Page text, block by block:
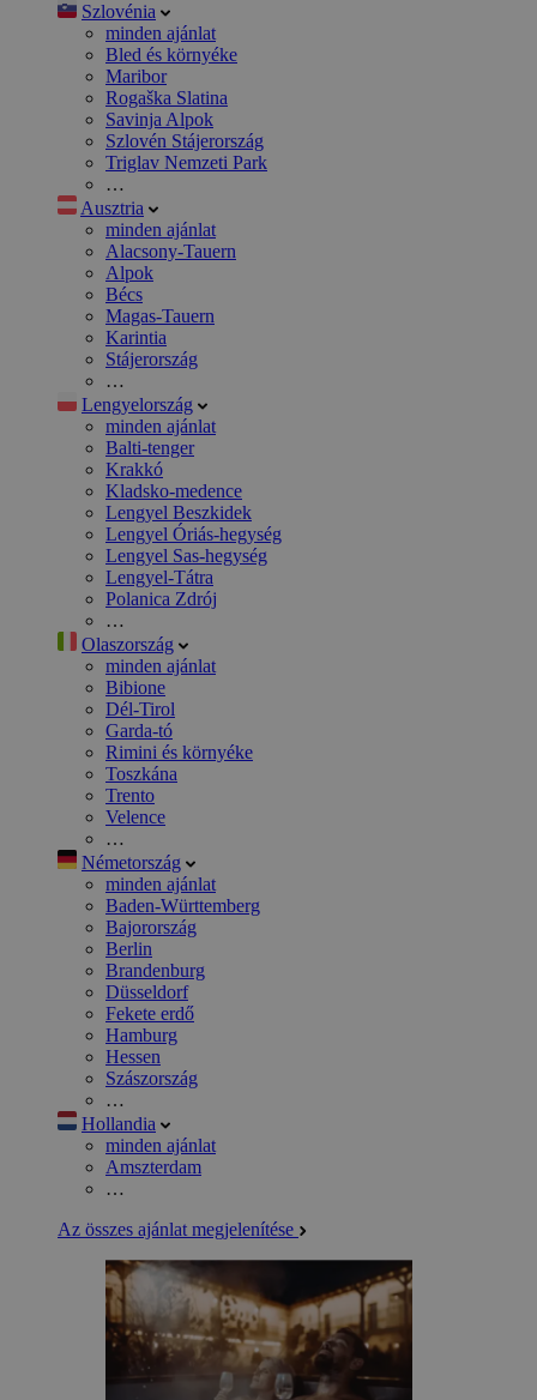
Szlovénia
minden ajánlat
Bled és környéke
Maribor
Rogaška Slatina
Savinja Alpok
Szlovén Stájerország
Triglav Nemzeti Park
…
Ausztria
minden ajánlat
Alacsony-Tauern
Alpok
Bécs
Magas-Tauern
Karintia
Stájerország
…
Lengyelország
minden ajánlat
Balti-tenger
Krakkó
Kladsko-medence
Lengyel Beszkidek
Lengyel Óriás-hegység
Lengyel Sas-hegység
Lengyel-Tátra
Polanica Zdrój
…
Olaszország
minden ajánlat
Bibione
Dél-Tirol
Garda-tó
Rimini és környéke
Toszkána
Trento
Velence
…
Németország
minden ajánlat
Baden-Württemberg
Bajorország
Berlin
Brandenburg
Düsseldorf
Fekete erdő
Hamburg
Hessen
Szászország
…
Hollandia
minden ajánlat
Amszterdam
…
Az összes ajánlat megjelenítése